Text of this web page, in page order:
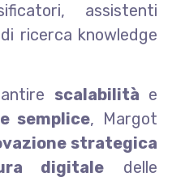
assistenti
ricerca knowledge
scalabilità e
semplice, Margot
strategica
digitale delle